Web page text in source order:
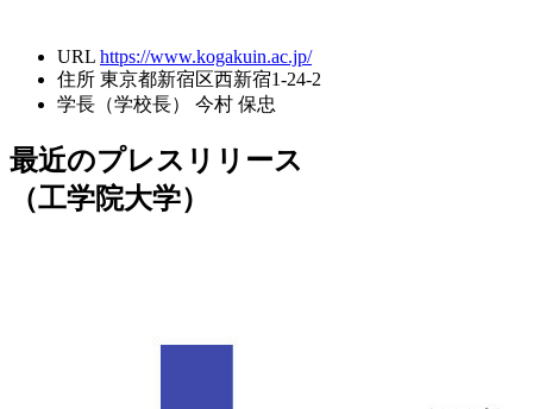
URL https://www.kogakuin.ac.jp/
住所 東京都新宿区西新宿1-24-2
学長（学校長）
今村 保忠
最近のプレスリリース
（工学院大学）